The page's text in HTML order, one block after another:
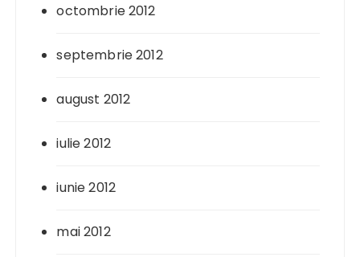
octombrie 2012
septembrie 2012
august 2012
iulie 2012
iunie 2012
mai 2012